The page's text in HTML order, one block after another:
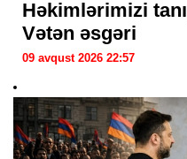
Həkimlərimizi
Vətən əsgəri
09 avqust 2026 22:57